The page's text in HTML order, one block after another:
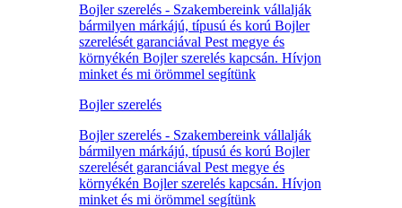
Bojler szerelés - Szakembereink vállalják
bármilyen márkájú, típusú és korú Bojler
szerelését garanciával Pest megye és
környékén Bojler szerelés kapcsán. Hívjon
minket és mi örömmel segítünk
Bojler szerelés
Bojler szerelés - Szakembereink vállalják
bármilyen márkájú, típusú és korú Bojler
szerelését garanciával Pest megye és
környékén Bojler szerelés kapcsán. Hívjon
minket és mi örömmel segítünk